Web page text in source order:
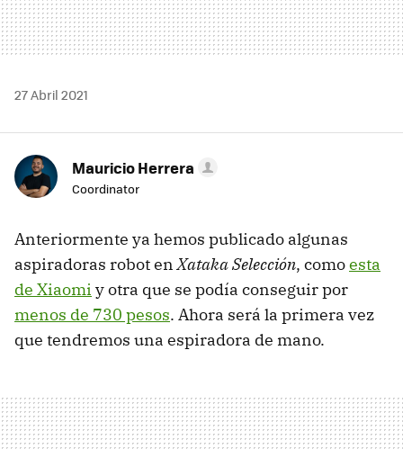
27 Abril 2021
Mauricio Herrera
Coordinator
Anteriormente ya hemos publicado algunas
aspiradoras robot enXataka Selección, comoesta
de Xiaomi y otra que se podía conseguir por
menos de 730 pesos. Ahora será la primera vez
que tendremos una espiradora de mano.